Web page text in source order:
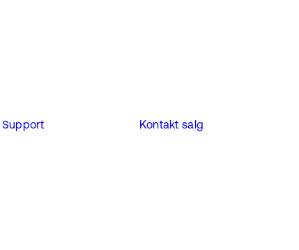
Support Kontakt salg